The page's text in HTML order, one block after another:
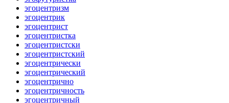
эгоцентризм
эгоцентрик
эгоцентрист
эгоцентристка
эгоцентристски
эгоцентристский
эгоцентрически
эгоцентрический
эгоцентрично
эгоцентричность
эгоцентричный